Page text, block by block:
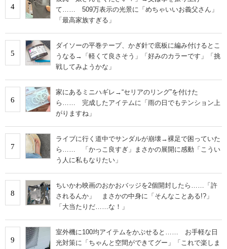
4
て…… 509万表示の光景に「めちゃいいお義父さん」
「最高家族すぎる」
5
ダイソーの平巻テープ、かぎ針で底板に編み付けるとこ
うなる→「軽くて良さそう」「好みのカラーです」「挑
戦してみようかな」
6
家にあるミニハギレ→“セリアのリング”を付けた
ら…… 完成したアイテムに「雨の日でもテンション上
がりますね」
7
ライブに行く道中でサンダルが崩壊→裸足で困っていた
ら…… 「かっこ良すぎ」まさかの展開に感動「こうい
う人に私もなりたい」
8
ちいかわ映画のおかおバッジを2個開封したら……「許
されるんか」 まさかの中身に「そんなことある!?」
「大当たりだ……な！」
9
室外機に100均アイテムをかぶせると…… お手軽な日
光対策に「ちゃんと空間ができてグー」「これで楽しま